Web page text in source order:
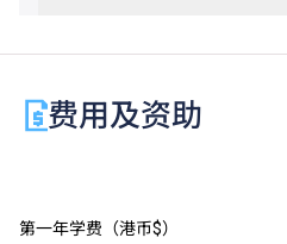
费用及资助
第一年学费（港币$）